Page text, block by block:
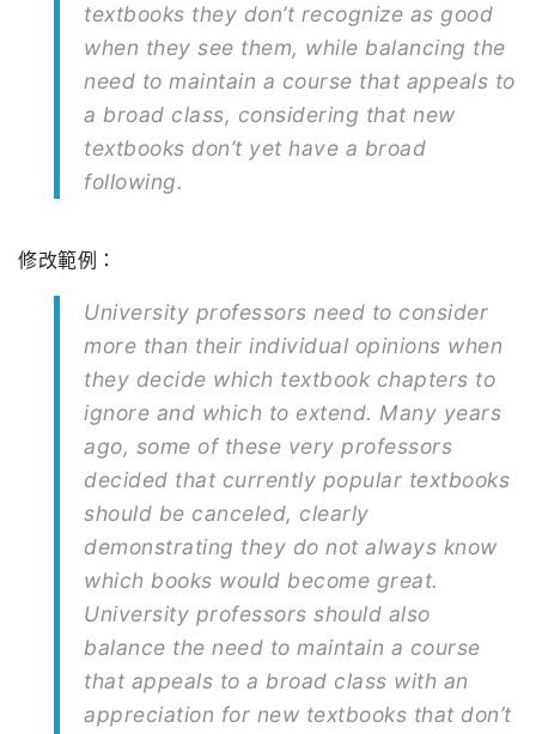
textbooks they don’t recognize as good
when they see them, while balancing the
need to maintain a course that appeals to
a broad class, considering that new
textbooks don’t yet have a broad
following.
修改範例：
University professors need to consider
more than their individual opinions when
they decide which textbook chapters to
ignore and which to extend. Many years
ago, some of these very professors
decided that currently popular textbooks
should be canceled, clearly
demonstrating they do not always know
which books would become great.
University professors should also
balance the need to maintain a course
that appeals to a broad class with an
appreciation for new textbooks that don’t